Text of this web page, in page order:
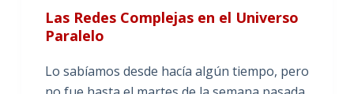
Las Redes Complejas en el Universo
Paralelo
Lo sabíamos desde hacía algún tiempo, pero